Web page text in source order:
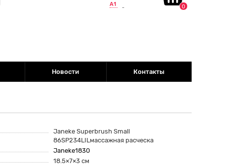
А1 0
Новости Контакты
Janeke Superbrush Small
86SP234LILмассажная расческа
Janeke1830
18.5×7×3 см